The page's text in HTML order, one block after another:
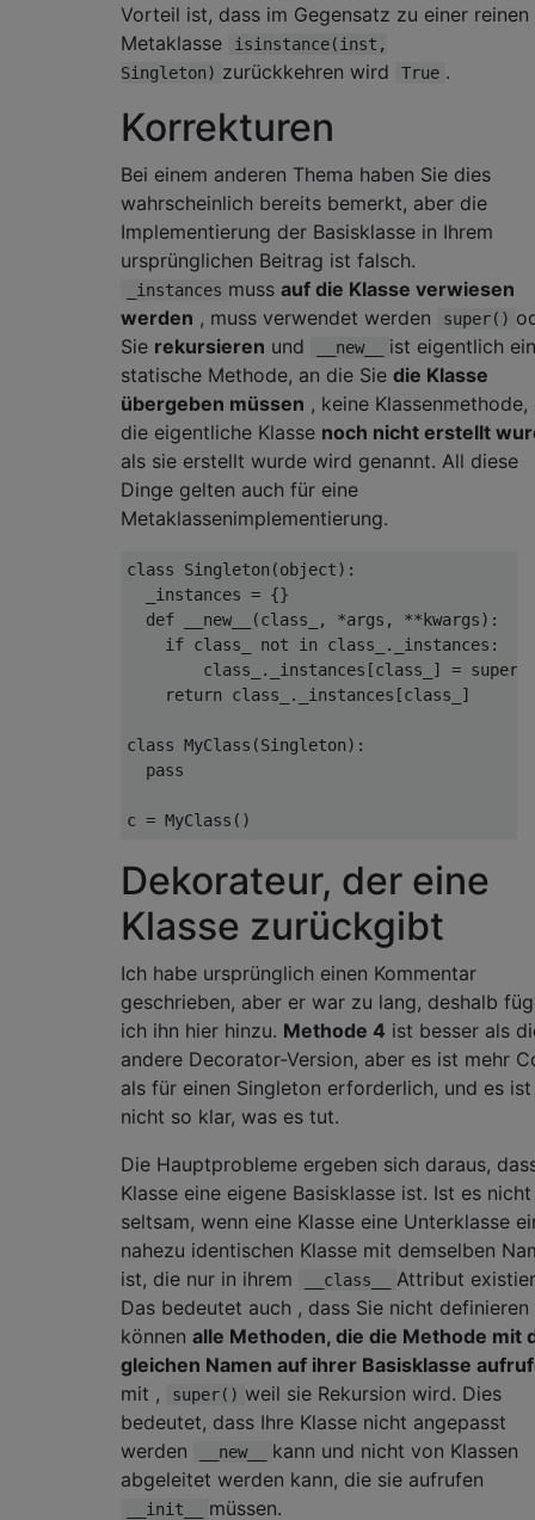
Vorteil ist, dass im Gegensatz zu einer reinen
Metaklasse
isinstance(inst,
Singleton) zurückkehren wird True .
Korrekturen
Bei einem anderen Thema haben Sie dies
wahrscheinlich bereits bemerkt, aber die
Implementierung der Basisklasse in Ihrem
ursprünglichen Beitrag ist falsch.
_instances muss auf die Klasse verwiesen
werden , muss verwendet werden super()
Sie rekursieren und __new__
ist eigentlich
statische Methode, an die Sie die Klasse
übergeben müssen , keine Klassenmethode,
die eigentliche Klasse noch nicht erstellt
als sie erstellt wurde wird genannt. All diese
Dinge gelten auch für eine
Metaklassenimplementierung.
class Singleton (object):
  _instances
= {}
def __new__ (class_ , *args , **kwargs):
if class_ not in class_ . _instances :
        class_
. _instances [class_ ] = super
return class_ . _instances [class_ ]
class MyClass (Singleton):
pass
c = MyClass ()
Dekorateur, der eine
Klasse zurückgibt
Ich habe ursprünglich einen Kommentar
geschrieben, aber er war zu lang, deshalb
ich ihn hier hinzu. Methode 4 ist besser als
andere Decorator-Version, aber es ist mehr
als für einen Singleton erforderlich, und es ist
nicht so klar, was es tut.
Die Hauptprobleme ergeben sich daraus,
Klasse eine eigene Basisklasse ist. Ist es nicht
seltsam, wenn eine Klasse eine Unterklasse
nahezu identischen Klasse mit demselben
ist, die nur in ihrem
__class__
Attribut
Das bedeutet auch , dass Sie nicht definieren
können alle Methoden, die die Methode mit
gleichen Namen auf ihrer Basisklasse
mit ,
super() weil sie Rekursion wird. Dies
bedeutet, dass Ihre Klasse nicht angepasst
werden
__new__
kann und nicht von Klassen
abgeleitet werden kann, die sie aufrufen
__init__ müssen.